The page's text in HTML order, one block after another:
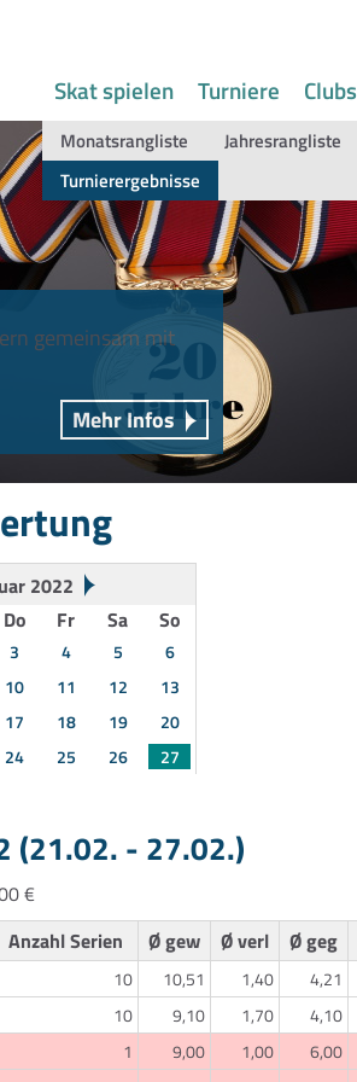
Skat spielen Turniere Clubs
Monatsrangliste Jahresrangliste
Turnierergebnisse
gemeinsam mit
Mehr Infos
2022
Do Fr Sa So
3 4 5
6
10 11 12
13
17 18 19
20
24 25 26
27
(21.02. - 27.02.)
€
Anzahl Serien Ø gew Ø verl Ø geg
10 10,51 1,40 4,21
10 9,10 1,70 4,10
1 9,00 1,00 6,00